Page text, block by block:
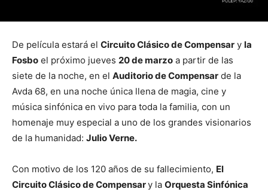
De película estará el Circuito Clásico de Compensar y la
Fosbo el próximo jueves 20 de marzo a partir de las
siete de la noche, en el Auditorio de Compensar de la
Avda 68, en una noche única llena de magia, cine y
música sinfónica en vivo para toda la familia, con un
homenaje muy especial a uno de los grandes visionarios
de la humanidad: Julio Verne.
Con motivo de los 120 años de su fallecimiento, El
Circuito Clásico de Compensary la Orquesta Sinfónica